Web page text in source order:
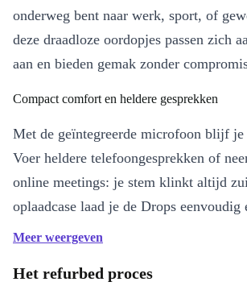
onderweg bent naar werk, sport, of
deze draadloze oordopjes passen zich
aan en bieden gemak zonder
Compact comfort en heldere gesprekken
Met de geïntegreerde microfoon blijf
Voer heldere telefoongesprekken of
online meetings: je stem klinkt altijd
oplaadcase laad je de Drops eenvoudig
je nooit zonder muziek hoeft te zitten.
met jouw soundtrack op de achtergrond.
Meer weergeven
Het refurbed proces